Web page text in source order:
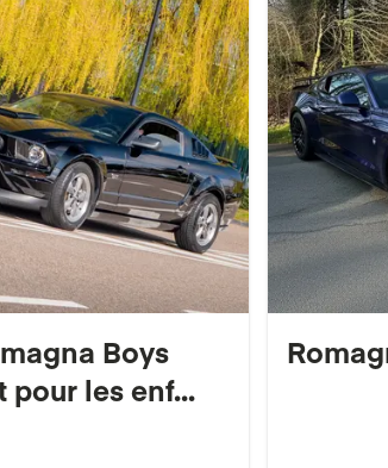
Boys
pour les enf...